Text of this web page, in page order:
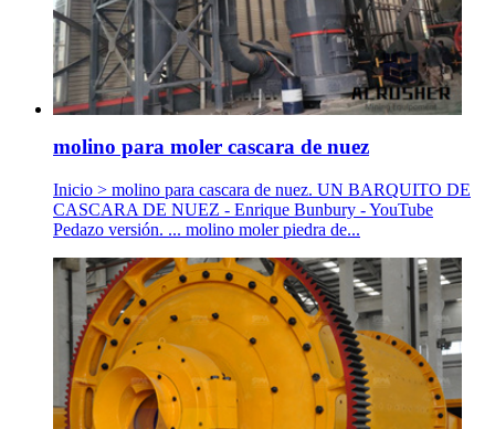
molino para moler cascara de nuez
Inicio > molino para cascara de nuez. UN BARQUITO DE
CASCARA DE NUEZ - Enrique Bunbury - YouTube
Pedazo versión. ... molino moler piedra de...